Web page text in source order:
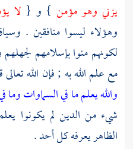
يزني وهو مؤمن } و { لا
وهؤلاء ليسوا منافقين .
لكونهم منوا بإسلامهم
مع علم الله به ; فإن الله
والله يعلم ما في السماوات
شيء من الدين لم يكونوا
الظاهر يعرفه كل أحد .